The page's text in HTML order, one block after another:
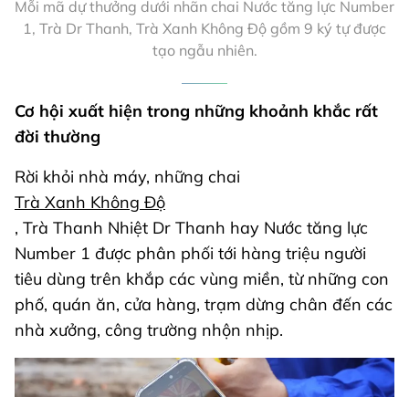
Mỗi mã dự thưởng dưới nhãn chai Nước tăng lực Number
1, Trà Dr Thanh, Trà Xanh Không Độ gồm 9 ký tự được
tạo ngẫu nhiên.
Cơ hội xuất hiện trong những khoảnh khắc rất
đời thường
Rời khỏi nhà máy, những chai
Trà Xanh Không Độ
, Trà Thanh Nhiệt Dr Thanh hay Nước tăng lực
Number 1 được phân phối tới hàng triệu người
tiêu dùng trên khắp các vùng miền, từ những con
phố, quán ăn, cửa hàng, trạm dừng chân đến các
nhà xưởng, công trường nhộn nhịp.